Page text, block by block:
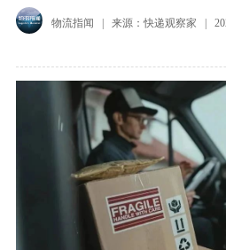
物流指闻 | 来源：快递观察家